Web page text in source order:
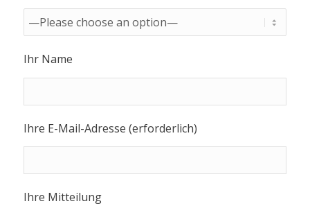
Ihr Name
Ihre E-Mail-Adresse (erforderlich)
Ihre Mitteilung